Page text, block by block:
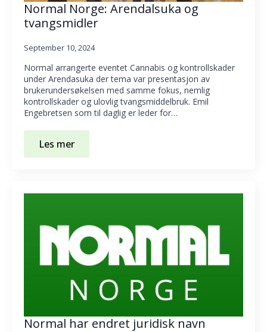
Normal Norge: Arendalsuka og
tvangsmidler
September 10, 2024
Normal arrangerte eventet Cannabis og kontrollskader
under Arendasuka der tema var presentasjon av
brukerundersøkelsen med samme fokus, nemlig
kontrollskader og ulovlig tvangsmiddelbruk. Emil
Engebretsen som til daglig er leder for…
Les mer
Normal har endret juridisk navn